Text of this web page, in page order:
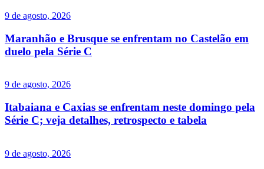
9 de agosto, 2026
Maranhão e Brusque se enfrentam no Castelão em
duelo pela Série C
9 de agosto, 2026
Itabaiana e Caxias se enfrentam neste domingo pela
Série C; veja detalhes, retrospecto e tabela
9 de agosto, 2026